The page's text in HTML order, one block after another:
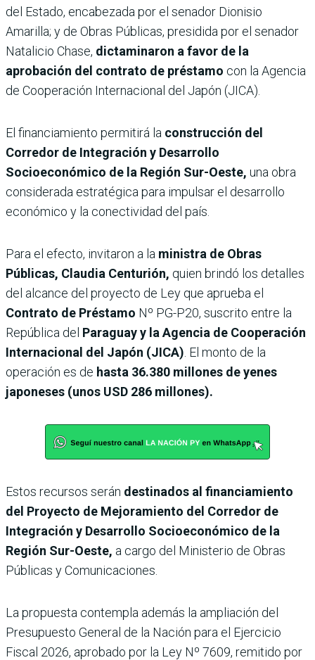
del Estado, encabezada por el senador Dionisio
Amarilla; y de Obras Públicas, presidida por el senador
Natalicio Chase, dictaminaron a favor de la
aprobación del contrato de préstamo con la Agencia
de Cooperación Internacional del Japón (JICA).
El financiamiento permitirá la construcción del
Corredor de Integración y Desarrollo
Socioeconómico de la Región Sur-Oeste, una obra
considerada estratégica para impulsar el desarrollo
económico y la conectividad del país.
Para el efecto, invitaron a la ministra de Obras
Públicas, Claudia Centurión, quien brindó los detalles
del alcance del proyecto de Ley que aprueba el
Contrato de Préstamo Nº PG-P20, suscrito entre la
República del Paraguay y la Agencia de Cooperación
Internacional del Japón (JICA) . El monto de la
operación es de hasta 36.380 millones de yenes
japoneses (unos USD 286 millones).
Estos recursos serán destinados al financiamiento
del Proyecto de Mejoramiento del Corredor de
Integración y Desarrollo Socioeconómico de la
Región Sur-Oeste, a cargo del Ministerio de Obras
Públicas y Comunicaciones.
La propuesta contempla además la ampliación del
Presupuesto General de la Nación para el Ejercicio
Fiscal 2026, aprobado por la Ley Nº 7609, remitido por